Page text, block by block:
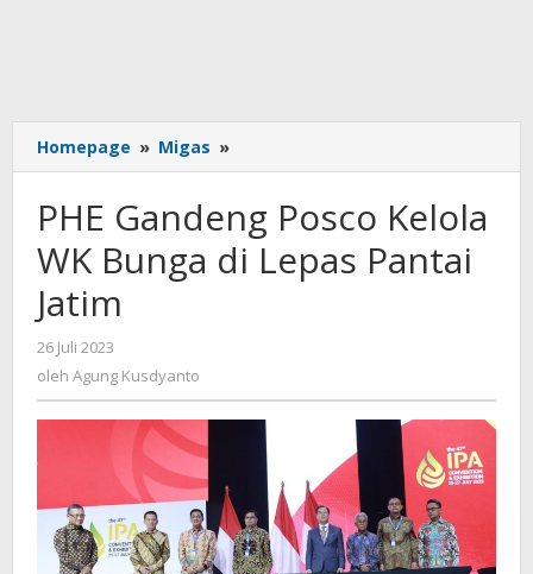
Homepage » Migas »
Gandeng
Kelola
WK
Bunga
PHE Gandeng Posco Kelola
WK Bunga di Lepas Pantai
Jatim
26 Juli 2023
Agung
Kusdyanto
oleh Agung Kusdyanto